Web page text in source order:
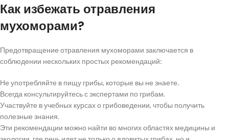
Как избежать отравления
мухоморами?
Предотвращение отравления мухоморами заключается в
соблюдении нескольких простых рекомендаций:
Не употребляйте в пищу грибы, которые вы не знаете.
Всегда консультируйтесь с экспертами по грибам.
Участвуйте в учебных курсах о грибоведении, чтобы получить
полезные знания.
Эти рекомендации можно найти во многих областях медицины и